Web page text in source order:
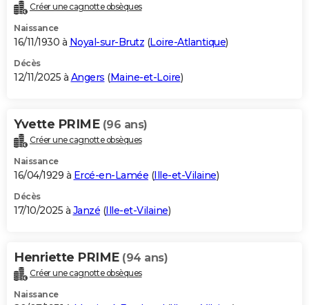
Créer une cagnotte obsèques
Naissance
16/11/1930 à Noyal-sur-Brutz (Loire-Atlantique)
Décès
12/11/2025 à Angers (Maine-et-Loire)
Yvette PRIME (96 ans)
Créer une cagnotte obsèques
Naissance
16/04/1929 à Ercé-en-Lamée (Ille-et-Vilaine)
Décès
17/10/2025 à Janzé (Ille-et-Vilaine)
Henriette PRIME (94 ans)
Créer une cagnotte obsèques
Naissance